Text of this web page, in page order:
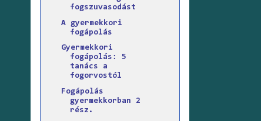
fogszuvasodást
A gyermekkori
fogápolás
Gyermekkori
fogápolás: 5
tanács a
fogorvostól
Fogápolás
gyermekkorban 2
rész.